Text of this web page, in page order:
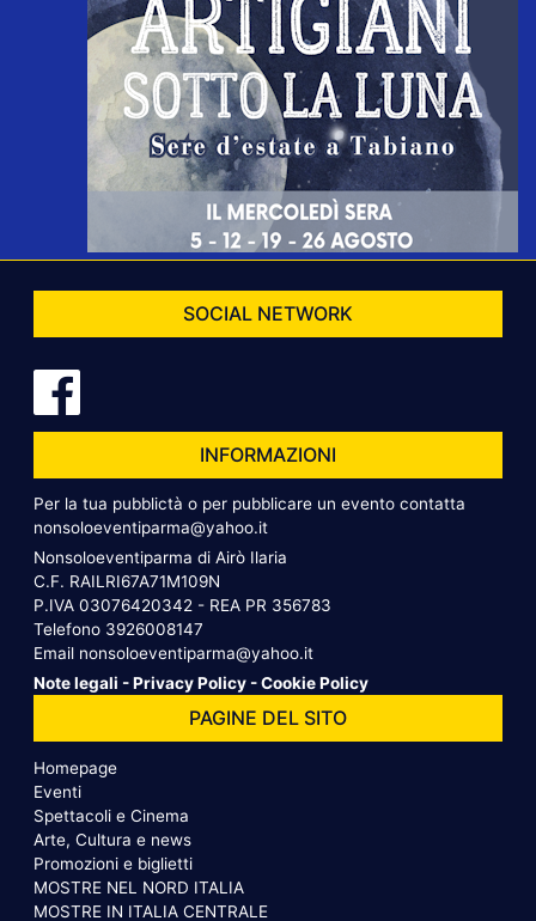
SOCIAL NETWORK
INFORMAZIONI
Per la tua pubblictà o per pubblicare un evento contatta
nonsoloeventiparma@yahoo.it
Nonsoloeventiparma di Airò Ilaria
C.F. RAILRI67A71M109N
P.IVA 03076420342 - REA PR 356783
Telefono 3926008147
Email nonsoloeventiparma@yahoo.it
Note legali -Privacy Policy -Cookie Policy
PAGINE DEL SITO
Homepage
Eventi
Spettacoli e Cinema
Arte, Cultura e news
Promozioni e biglietti
MOSTRE NEL NORD ITALIA
MOSTRE IN ITALIA CENTRALE